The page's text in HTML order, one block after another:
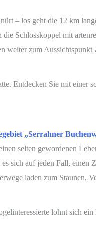
– los geht die 12 km
Schlosskoppel mit
zum
Entdecken Sie mit einer
„Serrahner
selten gewordenen
auf jeden Fall, einen
laden zum Staunen,
lohnt sich